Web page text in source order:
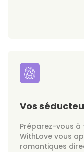
Vos
Préparez-vous
WithLove vous
romantiques